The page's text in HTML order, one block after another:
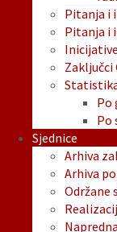
Pitanja i
Pitanja i
Zaključci
Po
Po
Sjednice
Arhiva
Arhiva
Održane